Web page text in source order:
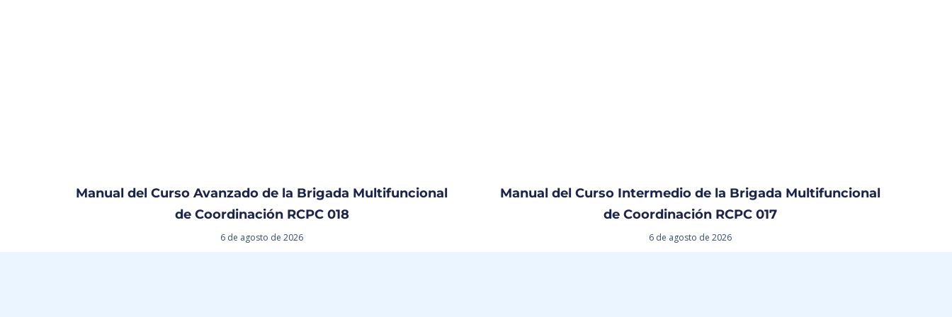
Manual del Curso Avanzado de la Brigada Multifuncional
de Coordinación RCPC 018
6 de agosto de 2026
Manual del Curso Intermedio de la Brigada Multifuncional
de Coordinación RCPC 017
6 de agosto de 2026